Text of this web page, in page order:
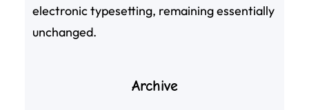
electronic typesetting, remaining essentially
unchanged.
Archive